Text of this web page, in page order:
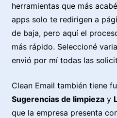
herramientas que más
apps solo te redirigen a
de baja, pero aquí el
más rápido. Seleccioné
envió por mí todas las
Clean Email también tiene
Sugerencias de limpieza y
que la empresa presenta